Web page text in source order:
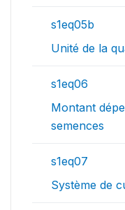
s1eq05b
Unité de la
s1eq06
Montant
semences
s1eq07
Système de